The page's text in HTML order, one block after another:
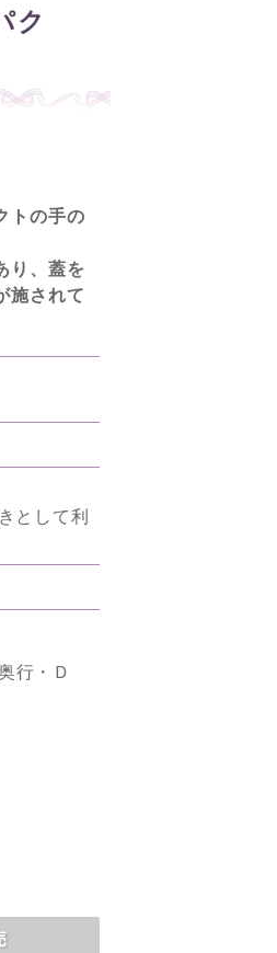
ク
トの手の
り、蓋を
施されて
として利
行・Ｄ